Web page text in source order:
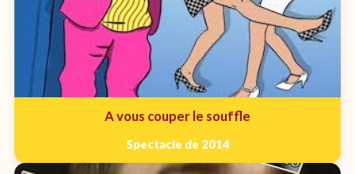
A vous couper le souffle
Spectacle de 2014